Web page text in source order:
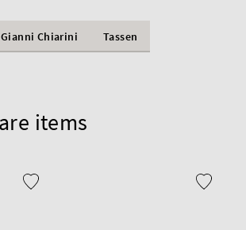
Gianni Chiarini Tassen
items